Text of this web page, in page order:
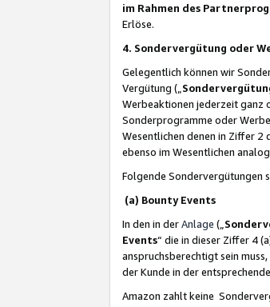
im Rahmen des
Erlöse.
4. Sondervergütung oder
Gelegentlich können wir
Vergütung („
Werbeaktionen jederzeit ganz
Sonderprogramme oder
Wesentlichen denen in Ziffer
ebenso im Wesentlichen
Folgende Sondervergütungen
(a) Bounty Events
In den in derAnlage („
Events“ die in dieser Ziffer 4
anspruchsberechtigt sein
der Kunde in der
Amazon zahlt keine